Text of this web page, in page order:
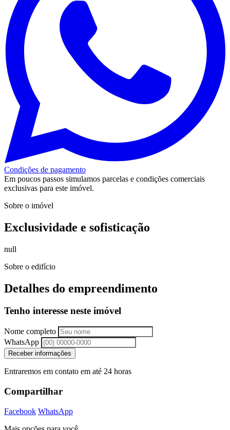
Condições de pagamento
Em poucos passos simulamos parcelas e condições comerciais
exclusivas para este imóvel.
Sobre o imóvel
Exclusividade e sofisticação
null
Sobre o edifício
Detalhes do empreendimento
Tenho interesse neste imóvel
Nome completo
WhatsApp
Receber informações
Entraremos em contato em até 24 horas
Compartilhar
Facebook WhatsApp